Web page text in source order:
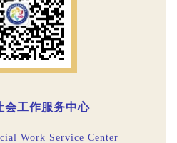
会工作服务中心
Work Service Center